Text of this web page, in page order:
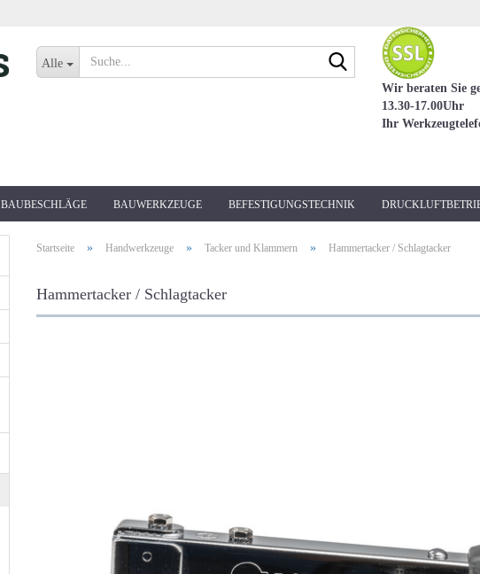
Alle
Suche...
Wir beraten Sie
13.30-17.00Uhr
Ihr
BAUBESCHLÄGE BAUWERKZEUGE BEFESTIGUNGSTECHNIK
Startseite » Handwerkzeuge » Tacker und Klammern » Hammertacker / Schlagtacker
Hammertacker / Schlagtacker